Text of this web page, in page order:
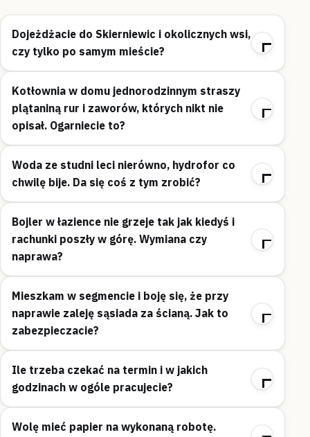
Dojeżdżacie do Skierniewic i okolicznych wsi,
czy tylko po samym mieście?
Kotłownia w domu jednorodzinnym straszy
plątaniną rur i zaworów, których nikt nie
opisał. Ogarniecie to?
Woda ze studni leci nierówno, hydrofor co
chwilę bije. Da się coś z tym zrobić?
Bojler w łazience nie grzeje tak jak kiedyś i
rachunki poszły w górę. Wymiana czy
naprawa?
Mieszkam w segmencie i boję się, że przy
naprawie zaleję sąsiada za ścianą. Jak to
zabezpieczacie?
Ile trzeba czekać na termin i w jakich
godzinach w ogóle pracujecie?
Wolę mieć papier na wykonaną robotę.